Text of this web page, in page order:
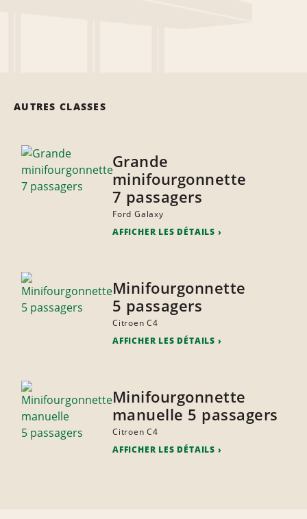
AUTRES CLASSES
Grande
minifourgonnette
7 passagers
Ford Galaxy
AFFICHER LES DÉTAILS
Minifourgonnette
5 passagers
Citroen C4
AFFICHER LES DÉTAILS
Minifourgonnette
manuelle 5 passagers
Citroen C4
AFFICHER LES DÉTAILS